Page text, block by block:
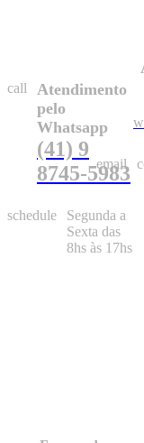
call
Atendimento
pelo
Whatsapp
(41) 9
8745-5983
schedule
Segunda a
Sexta das
8hs às 17hs
email